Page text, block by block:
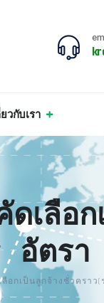
ยวกับเรา
เลือ
อัตรา
ลือกเป็นลูกจ้างชั่วคร